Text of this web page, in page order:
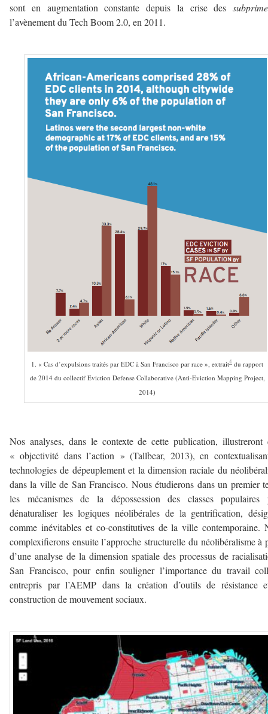
sont en augmentation constante depuis la crise des
l’avènement du Tech Boom 2.0, en 2011.
1. « Cas d’expulsions traités par EDC à San Francisco par race », extrait4 du rapport
de 2014 du collectif Eviction Defense Collaborative (Anti-Eviction Mapping Project,
2014)
Nos analyses, dans le contexte de cette publication, illustreront
« objectivité dans l’action » (Tallbear, 2013), en
technologies de dépeuplement et la dimension raciale du
dans la ville de San Francisco. Nous étudierons dans un premier
les mécanismes de la dépossession des classes populaires
dénaturaliser les logiques néolibérales de la gentrification,
comme inévitables et co-constitutives de la ville contemporaine.
complexifierons ensuite l’approche structurelle du néolibéralisme à
d’une analyse de la dimension spatiale des processus de
San Francisco, pour enfin souligner l’importance du travail
entrepris par l’AEMP dans la création d’outils de résistance
construction de mouvement sociaux.